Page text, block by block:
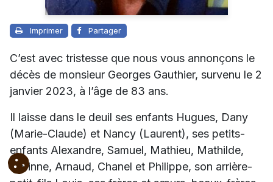
Imprimer Partager
C’est avec tristesse que nous vous annonçons le
décès de monsieur Georges Gauthier, survenu le 2
janvier 2023, à l’âge de 83 ans.
Il laisse dans le deuil ses enfants Hugues, Dany
(Marie-Claude) et Nancy (Laurent), ses petits-
enfants Alexandre, Samuel, Mathieu, Mathilde,
Corinne, Arnaud, Chanel et Philippe, son arrière-